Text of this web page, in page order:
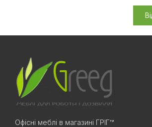
Офісні меблі в магазині ГРІГ™